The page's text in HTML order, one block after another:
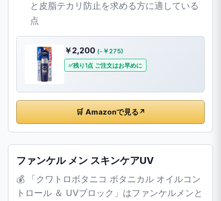
と皮脂テカリ防止を求める方に適している
点
￥2,200 (-￥275)
残り1点 ご注文はお早めに
🛒 Amazonで見る ↗
ファンケル メン スキンケアUV
💰 「クワトロボタニコ ボタニカル オイルコン
トロール ＆ UVブロック」はファンケルメンと